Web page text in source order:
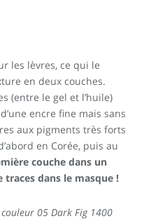
les lèvres, ce qui le
en deux couches.
(entre le gel et l’huile)
encre fine mais sans
aux pigments très forts
en Corée, puis au
couche dans un
traces dans le masque !
05 Dark Fig 1400